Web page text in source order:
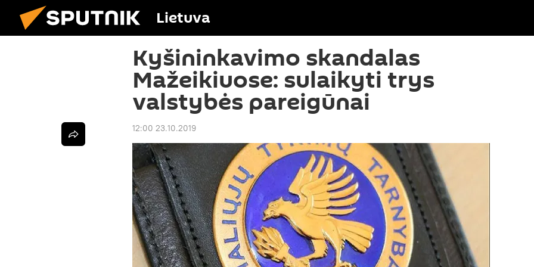
Lietuva
Kyšininkavimo skandalas
Mažeikiuose: sulaikyti trys
valstybės pareigūnai
12:00 23.10.2019